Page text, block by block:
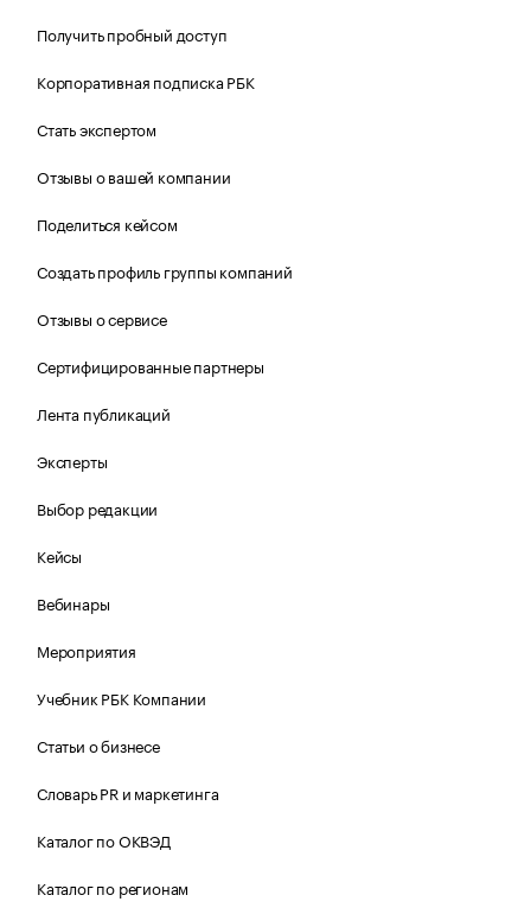
Получить пробный доступ
Корпоративная подписка РБК
Стать экспертом
Отзывы о вашей компании
Поделиться кейсом
Создать профиль группы компаний
Отзывы о сервисе
Сертифицированные партнеры
Лента публикаций
Эксперты
Выбор редакции
Кейсы
Вебинары
Мероприятия
Учебник РБК Компании
Статьи о бизнесе
Словарь PR и маркетинга
Каталог по ОКВЭД
Каталог по регионам